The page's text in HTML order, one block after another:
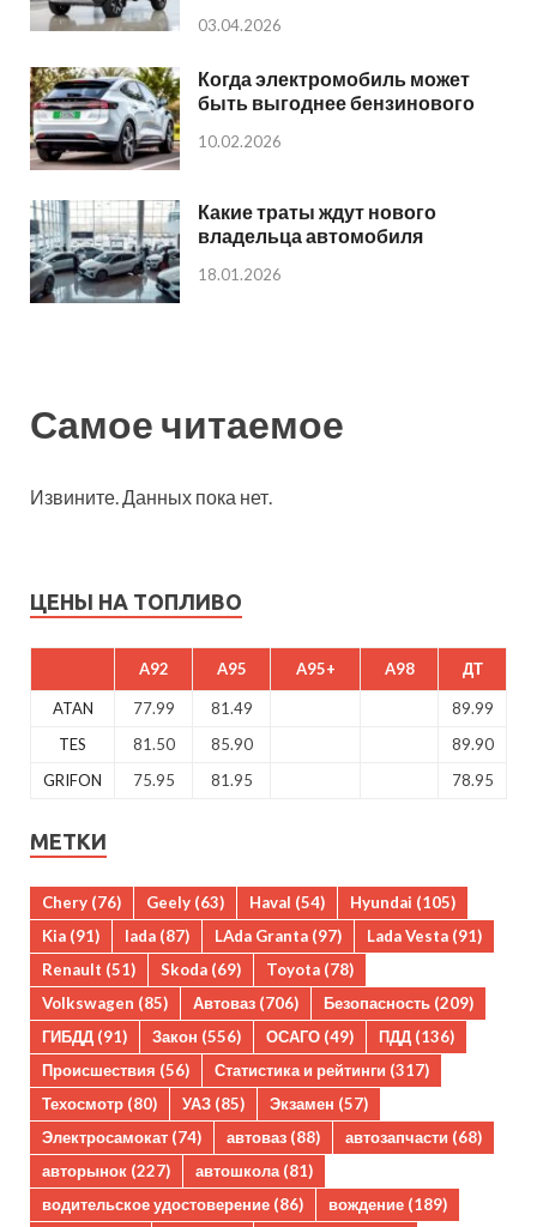
03.04.2026
Когда электромобиль может
быть выгоднее бензинового
10.02.2026
Какие траты ждут нового
владельца автомобиля
18.01.2026
Самое читаемое
Извините. Данных пока нет.
ЦЕНЫ НА ТОПЛИВО
A92 A95 A95+ A98 ДТ
ATAN 77.99 81.49
89.99
TES
81.50 85.90
89.90
GRIFON
75.95 81.95 78.95
МЕТКИ
Chery (76) Geely (63) Haval (54) Hyundai (105)
Kia (91) lada (87) LAda Granta (97) Lada Vesta (91)
Renault (51) Skoda (69) Toyota (78)
Volkswagen (85) Автоваз (706) Безопасность (209)
ГИБДД (91) Закон (556) ОСАГО (49) ПДД (136)
Происшествия (56) Статистика и рейтинги (317)
Техосмотр (80) УАЗ (85) Экзамен (57)
Электросамокат (74) автоваз (88) автозапчасти (68)
авторынок (227) автошкола(81)
водительское удостоверение (86) вождение (189)